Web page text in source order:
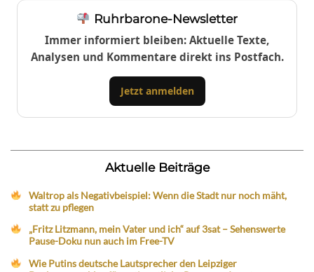
Ruhrbarone-Newsletter
Immer informiert bleiben: Aktuelle Texte,
Analysen und Kommentare direkt ins Postfach.
Jetzt anmelden
Aktuelle Beiträge
Waltrop als Negativbeispiel: Wenn die Stadt nur noch mäht,
statt zu pflegen
„Fritz Litzmann, mein Vater und ich“ auf 3sat – Sehenswerte
Pause-Doku nun auch im Free-TV
Wie Putins deutsche Lautsprecher den Leipziger